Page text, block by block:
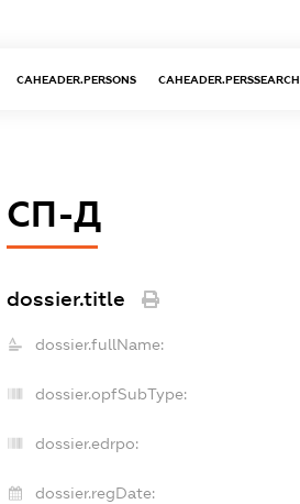
CAHEADER.PERSONS CAHEADER.PERSSEARCH
СП-Д
dossier.title
dossier.fullName:
dossier.opfSubType:
dossier.edrpo:
dossier.regDate: